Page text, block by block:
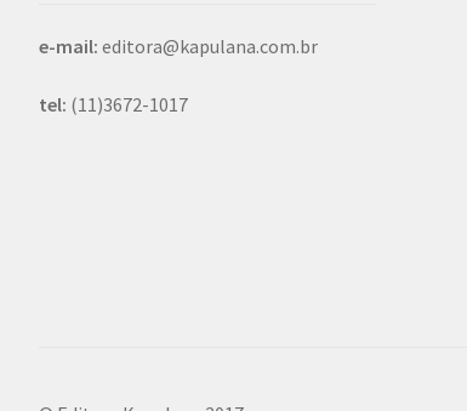
e-mail: editora@kapulana.com.br
tel: (11)3672-1017